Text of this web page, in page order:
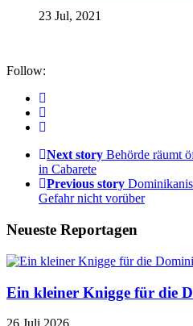
23 Jul, 2021
Follow:
Next story Behörde räumt
in Cabarete
Previous story
Gefahr nicht vorüber
Neueste Reportagen
Ein kleiner Knigge für die